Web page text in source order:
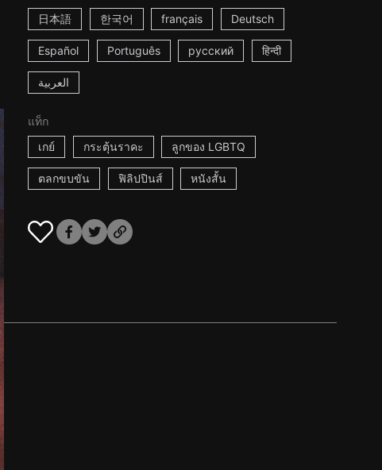
日本語 한국어 français Deutsch
Español Português русский हिन्दी
العربية
แท็ก
เกย์
กระตุ้นราคะ ลูกของ LGBTQ
ตลกขบขัน ฟิลิปปินส์ หนังสั้น